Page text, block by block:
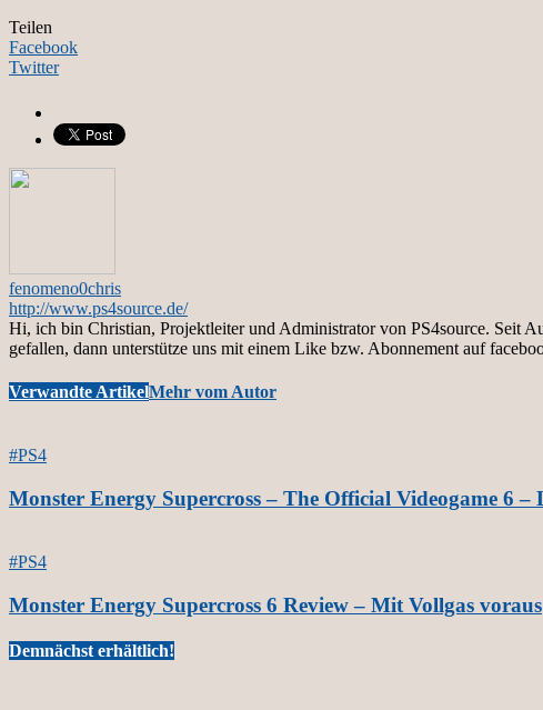
Teilen
Facebook
Twitter
fenomeno0chris
http://www.ps4source.de/
Hi, ich bin Christian, Projektleiter und Administrator von PS4source. Seit
gefallen, dann unterstütze uns mit einem Like bzw. Abonnement auf
Verwandte ArtikelMehr vom Autor
#PS4
Monster Energy Supercross – The Official Videogame 6
#PS4
Monster Energy Supercross 6 Review – Mit Vollgas voraus
Demnächst erhältlich!